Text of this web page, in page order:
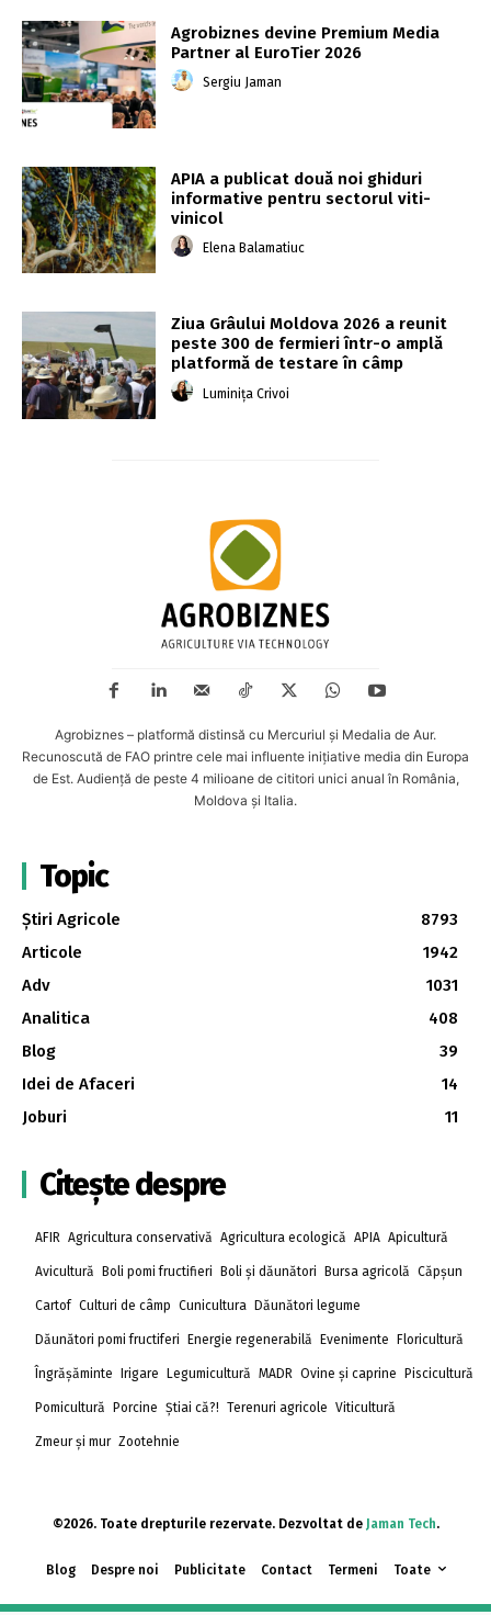
Agrobiznes devine Premium Media
Partner al EuroTier 2026
Sergiu Jaman
APIA a publicat două noi ghiduri
informative pentru sectorul viti-
vinicol
Elena Balamatiuc
Ziua Grâului Moldova 2026 a reunit
peste 300 de fermieri într-o amplă
platformă de testare în câmp
Luminița Crivoi
Agrobiznes – platformă distinsă cu Mercuriul și Medalia de Aur.
Recunoscută de FAO printre cele mai influente inițiative media din Europa
de Est. Audiență de peste 4 milioane de cititori unici anual în România,
Moldova și Italia.
Topic
Știri Agricole
8793
Articole
1942
Adv
1031
Analitica
408
Blog
39
Idei de Afaceri
14
Joburi
11
Citește despre
AFIR Agricultura conservativă Agricultura ecologică APIA Apicultură
Avicultură Boli pomi fructifieri Boli și dăunători Bursa agricolă Căpșun
Cartof Culturi de câmp Cunicultura Dăunători legume
Dăunători pomi fructiferi Energie regenerabilă Evenimente Floricultură
Îngrășăminte Irigare Legumicultură MADR Ovine și caprine Piscicultură
Pomicultură Porcine Știai că?! Terenuri agricole Viticultură
Zmeur și mur Zootehnie
©2026. Toate drepturile rezervate. Dezvoltat de Jaman Tech.
Blog Despre noi Publicitate Contact Termeni Toate